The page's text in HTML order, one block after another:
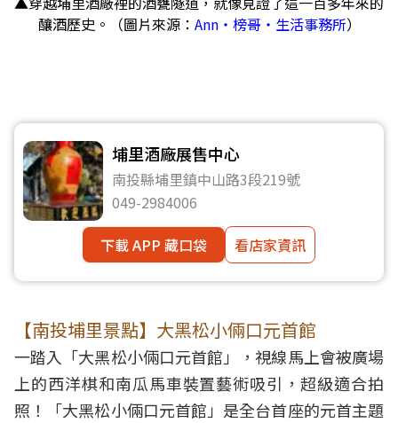
釀酒歷史。（圖片來源： Ann‧榜哥‧生活事務所）
埔里酒廠展售中心
南投縣埔里鎮中山路3段219號
049-2984006
下載 APP 藏口袋
看店家資訊
【南投埔里景點】大黑松小倆口元首館
一踏入「大黑松小倆口元首館」，視線馬上會被廣場
上的西洋棋和南瓜馬車裝置藝術吸引，超級適合拍
照！「大黑松小倆口元首館」是全台首座的元首主題